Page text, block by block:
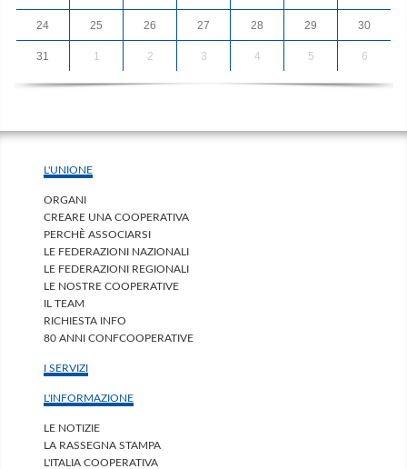
24 25 26 27 28 29 30
31 1 2 3 4 5 6
L'UNIONE
ORGANI
CREARE UNA COOPERATIVA
PERCHÈ ASSOCIARSI
LE FEDERAZIONI NAZIONALI
LE FEDERAZIONI REGIONALI
LE NOSTRE COOPERATIVE
IL TEAM
RICHIESTA INFO
80 ANNI CONFCOOPERATIVE
I SERVIZI
L'INFORMAZIONE
LE NOTIZIE
LA RASSEGNA STAMPA
L'ITALIA COOPERATIVA